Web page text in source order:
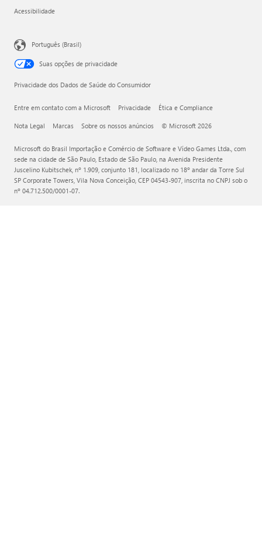
Acessibilidade
Português (Brasil)
Suas opções de privacidade
Privacidade dos Dados de Saúde do Consumidor
Entre em contato com a Microsoft Privacidade Ética e Compliance
Nota Legal Marcas Sobre os nossos anúncios © Microsoft 2026
Microsoft do Brasil Importação e Comércio de Software e Vídeo Games Ltda., com
sede na cidade de São Paulo, Estado de São Paulo, na Avenida Presidente
Juscelino Kubitschek, nº 1.909, conjunto 181, localizado no 18º andar da Torre Sul
SP Corporate Towers, Vila Nova Conceição, CEP 04543-907, inscrita no CNPJ sob o
nº 04.712.500/0001-07.